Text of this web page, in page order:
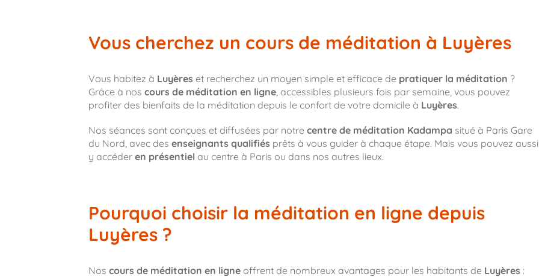
Vous cherchez un cours de méditation à Luyères
Vous habitez à Luyères et recherchez un moyen simple et efficace de pratiquer la méditation ?
Grâce à nos cours de méditation en ligne, accessibles plusieurs fois par semaine, vous pouvez
profiter des bienfaits de la méditation depuis le confort de votre domicile à Luyères.
Nos séances sont conçues et diffusées par notre centre de méditation Kadampa situé à Paris Gare
du Nord, avec des enseignants qualifiés prêts à vous guider à chaque étape. Mais vous pouvez aussi
y accéder en présentiel au centre à Paris ou dans nos autres lieux.
Pourquoi choisir la méditation en ligne depuis
Luyères ?
Nos cours de méditation en ligneoffrent de nombreux avantages pour les habitants de Luyères :